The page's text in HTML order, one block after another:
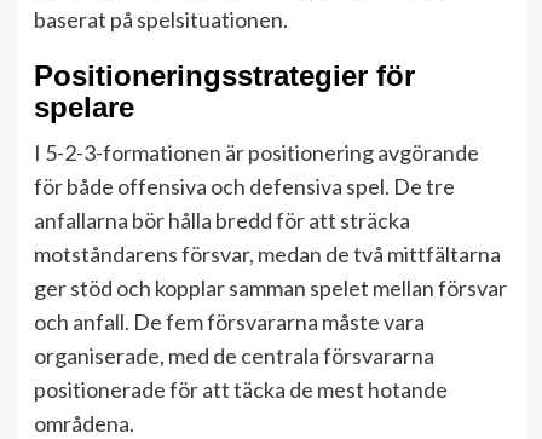
baserat på spelsituationen.
Positioneringsstrategier för
spelare
I 5-2-3-formationen är positionering avgörande
för både offensiva och defensiva spel. De tre
anfallarna bör hålla bredd för att sträcka
motståndarens försvar, medan de två mittfältarna
ger stöd och kopplar samman spelet mellan försvar
och anfall. De fem försvararna måste vara
organiserade, med de centrala försvararna
positionerade för att täcka de mest hotande
områdena.